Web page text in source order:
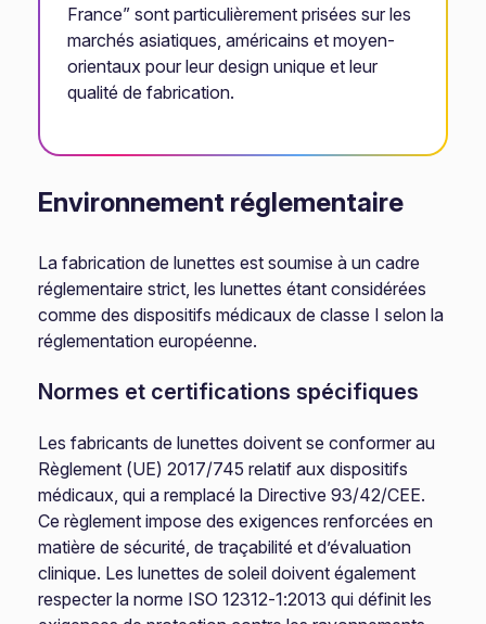
France” sont particulièrement prisées sur les
marchés asiatiques, américains et moyen-
orientaux pour leur design unique et leur
qualité de fabrication.
Environnement réglementaire
La fabrication de lunettes est soumise à un cadre
réglementaire strict, les lunettes étant considérées
comme des dispositifs médicaux de classe I selon la
réglementation européenne.
Normes et certifications spécifiques
Les fabricants de lunettes doivent se conformer au
Règlement (UE) 2017/745 relatif aux dispositifs
médicaux, qui a remplacé la Directive 93/42/CEE.
Ce règlement impose des exigences renforcées en
matière de sécurité, de traçabilité et d’évaluation
clinique. Les lunettes de soleil doivent également
respecter la norme ISO 12312-1:2013 qui définit les